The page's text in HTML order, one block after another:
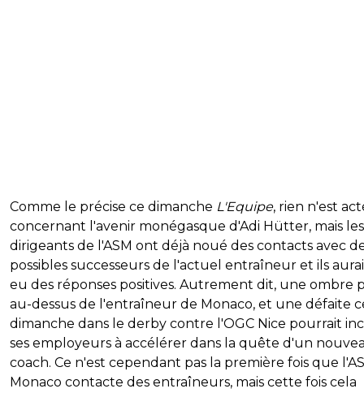
Comme le précise ce dimanche L'Equipe, rien n'est
concernant l'avenir monégasque d'Adi Hütter, mais les
dirigeants de l'ASM ont déjà noué des contacts avec
possibles successeurs de l'actuel entraîneur et ils
eu des réponses positives. Autrement dit, une ombre
au-dessus de l'entraîneur de Monaco, et une défaite
dimanche dans le derby contre l'OGC Nice pourrait
ses employeurs à accélérer dans la quête d'un
coach. Ce n'est cependant pas la première fois que l'AS
Monaco contacte des entraîneurs, mais cette fois cela